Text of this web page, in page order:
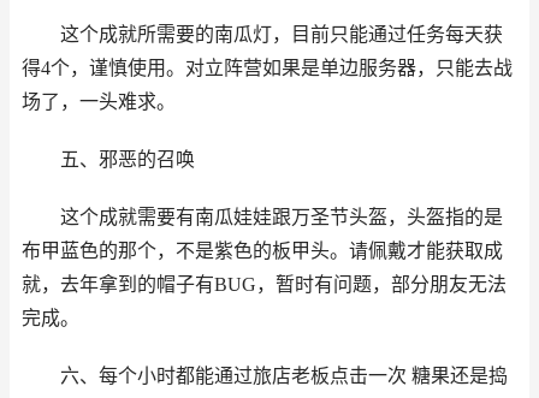
这个成就所需要的南瓜灯，目前只能通过任务每天获
得4个，谨慎使用。对立阵营如果是单边服务器，只能去战
场了，一头难求。
五、邪恶的召唤
这个成就需要有南瓜娃娃跟万圣节头盔，头盔指的是
布甲蓝色的那个，不是紫色的板甲头。请佩戴才能获取成
就，去年拿到的帽子有BUG，暂时有问题，部分朋友无法
完成。
六、每个小时都能通过旅店老板点击一次 糖果还是捣